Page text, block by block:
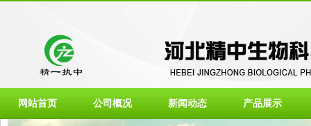
网站首页 公司概况 新闻动态 产品展示